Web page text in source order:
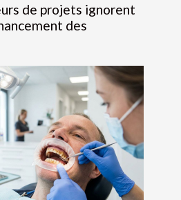
de projets ignorent
des